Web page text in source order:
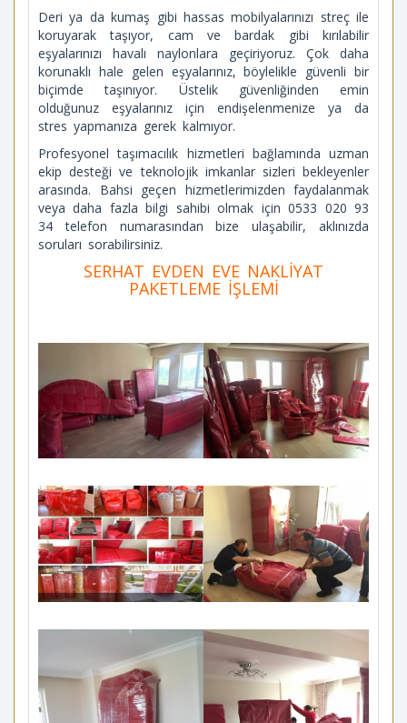
Deri ya da kumaş gibi hassas mobilyalarınızı streç ile
koruyarak taşıyor, cam ve bardak gibi kırılabilir
eşyalarınızı havalı naylonlara geçiriyoruz. Çok daha
korunaklı hale gelen eşyalarınız, böylelikle güvenli bir
biçimde taşınıyor. Üstelik güvenliğinden emin
olduğunuz eşyalarınız için endişelenmenize ya da
stres yapmanıza gerek kalmıyor.
Profesyonel taşımacılık hizmetleri bağlamında uzman
ekip desteği ve teknolojik imkanlar sizleri bekleyenler
arasında. Bahsi geçen hizmetlerimizden faydalanmak
veya daha fazla bilgi sahibi olmak için 0533 020 93
34 telefon numarasından bize ulaşabilir, aklınızda
soruları sorabilirsiniz.
SERHAT EVDEN EVE NAKLİYAT
PAKETLEME İŞLEMİ